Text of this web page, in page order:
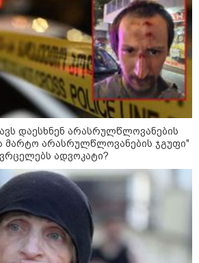
გზავნილს "ინოვაციები
FIFA-ს 2026 წლის
დაესხნენ არასრულწლოვანების
მარტო არასრულწლოვანების ჯგუფი"
ადვოკატი?